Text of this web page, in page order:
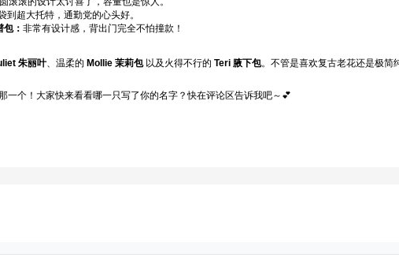
到超大托特，通勤党的心头好。
： 非常有设计感，背出门完全不怕撞款！
朱丽叶、温柔的 Mollie 茉莉包以及火得不行的 Teri 腋下包。不管是喜欢复古老花还是极简
一个！大家快来看看哪一只写了你的名字？快在评论区告诉我吧～💕